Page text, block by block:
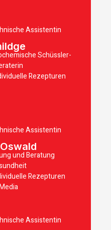
Assistentin
Schüssler-
Rezepturen
Assistentin
und Beratung
Rezepturen
Assistentin